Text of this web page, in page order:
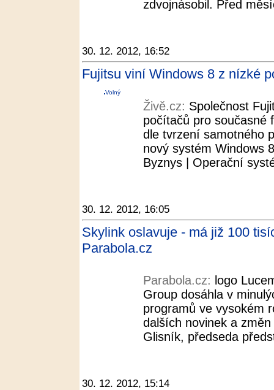
zdvojnásobil. Před
30. 12. 2012, 16:52
Fujitsu viní Windows 8 z nízké
Volný
Živě.cz: Společnost
počítačů pro současné
dle tvrzení samotného
nový systém Windows
Byznys | Operační
30. 12. 2012, 16:05
Skylink oslavuje - má již 100
Parabola.cz
Parabola.cz: logo
Group dosáhla v
programů ve vysokém
dalších novinek a
Glisník, předseda
30. 12. 2012, 15:14